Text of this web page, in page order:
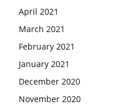
April 2021
March 2021
February 2021
January 2021
December 2020
November 2020